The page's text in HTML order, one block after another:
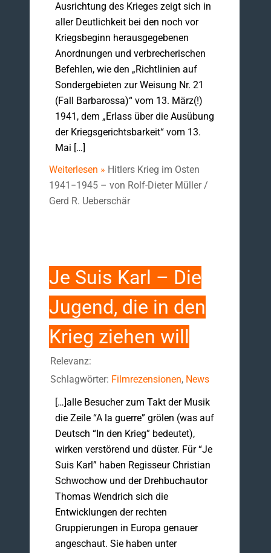
Ausrichtung des Krieges zeigt sich in
aller Deutlichkeit bei den noch vor
Kriegsbeginn herausgegebenen
Anordnungen und verbrecherischen
Befehlen, wie den „Richtlinien auf
Sondergebieten zur Weisung Nr. 21
(Fall Barbarossa)“ vom 13. März(!)
1941, dem „Erlass über die Ausübung
der Kriegsgerichtsbarkeit“ vom 13.
Mai […]
Weiterlesen » Hitlers Krieg im Osten
1941−1945 – von Rolf-Dieter Müller /
Gerd R. Ueberschär
Je Suis Karl – Die
Jugend, die in den
Krieg ziehen will
Relevanz:
Schlagwörter: Filmrezensionen, News
[…]alle Besucher zum Takt der Musik
die Zeile “A la guerre” grölen (was auf
Deutsch “In den Krieg” bedeutet),
wirken verstörend und düster. Für “Je
Suis Karl” haben Regisseur Christian
Schwochow und der Drehbuchautor
Thomas Wendrich sich die
Entwicklungen der rechten
Gruppierungen in Europa genauer
angeschaut. Sie haben unter